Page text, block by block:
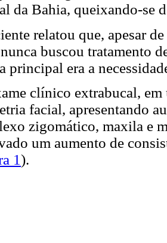
da Bahia, queixando-se
relatou que, apesar
buscou tratamento
principal era a
clínico extrabucal,
facial, apresentando
zigomático, maxila e
um aumento de
1).